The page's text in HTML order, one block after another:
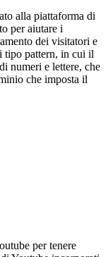
alla piattaforma di
per aiutare i
dei visitatori e
tipo pattern, in cui il
numeri e lettere, che
che imposta il
per tenere